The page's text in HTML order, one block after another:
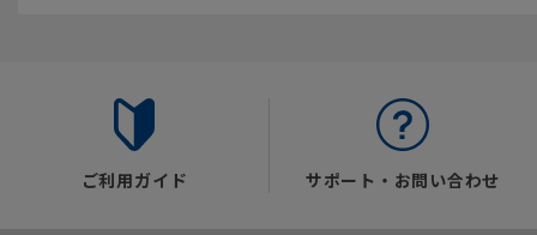
ご利用ガイド サポート・お問い合わせ